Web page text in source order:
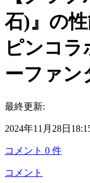
石)』の
ピンコ
ーファン
最終更新:
2024年11月28日
コメント 0 件
コメント